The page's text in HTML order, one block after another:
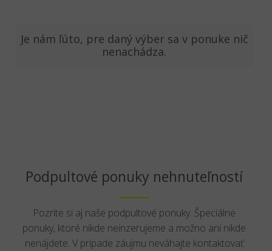
Je nám ľúto, pre daný výber sa v ponuke nič
nenachádza.
Podpultové ponuky nehnuteľností
Pozrite si aj naše podpultové ponuky. Špeciálne
ponuky, ktoré nikde neinzerujeme a možno ani nikde
nenájdete. V prípade záujmu neváhajte kontaktovať